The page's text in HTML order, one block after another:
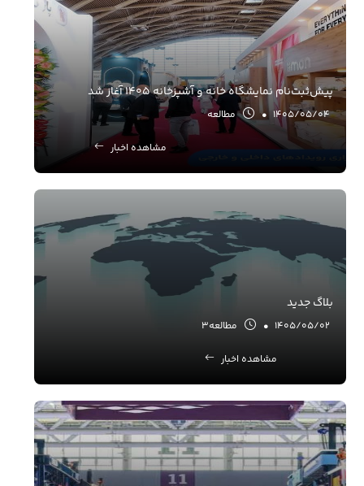
پیش‌ثبت‌نام نمایشگاه خانه و آشپزخانه ۱۴۰۵ آغاز شد
1405/05/04
• مطالعه
مشاهده اخبار
بلاگ جدید
1405/05/02
• مطالعه۳
مشاهده اخبار